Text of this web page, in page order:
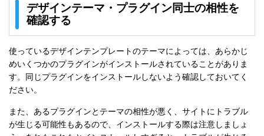
デザインテーマ・プラグイン同士の相性を
確認する
使っているデザインテンプレートのテーマによっては、あらかじ
めいくつかのプラグインがインストールされていることがありま
す。同じプラグインをインストールしないよう確認しておいてく
ださい。
また、あるプラグインとテーマの相性が悪く、サイトにトラブル
が生じる可能性もあるので、インストールする際は注意しましょ